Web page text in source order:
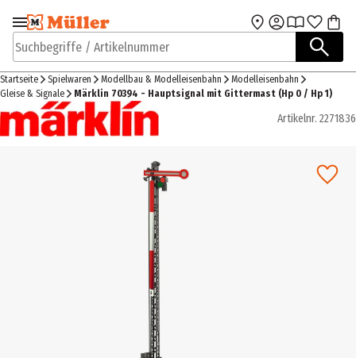
Zur Navigation
springen
Zum Hauptinhalt
Suchbegriffe / Artikelnummer
Startseite Spielwaren Modellbau & Modelleisenbahn
Modelleisenbahn
Gleise & Signale
Märklin 70394 - Hauptsignal mit Gittermast (Hp 0 / Hp 1)
Artikelnr. 2271836